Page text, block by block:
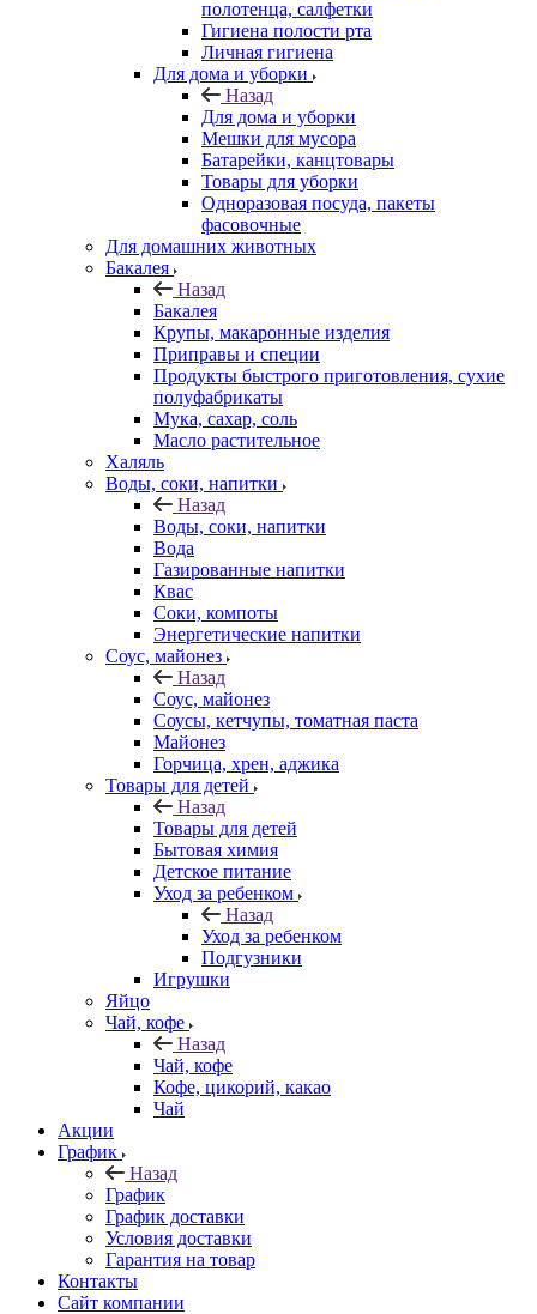
полотенца, салфетки
Гигиена полости рта
Личная гигиена
Для дома и уборки
Назад
Для дома и уборки
Мешки для мусора
Батарейки, канцтовары
Товары для уборки
Одноразовая посуда, пакеты
фасовочные
Для домашних животных
Бакалея
Назад
Бакалея
Крупы, макаронные изделия
Приправы и специи
Продукты быстрого приготовления, сухие
полуфабрикаты
Мука, сахар, соль
Масло растительное
Халяль
Воды, соки, напитки
Назад
Воды, соки, напитки
Вода
Газированные напитки
Квас
Соки, компоты
Энергетические напитки
Соус, майонез
Назад
Соус, майонез
Соусы, кетчупы, томатная паста
Майонез
Горчица, хрен, аджика
Товары для детей
Назад
Товары для детей
Бытовая химия
Детское питание
Уход за ребенком
Назад
Уход за ребенком
Подгузники
Игрушки
Яйцо
Чай, кофе
Назад
Чай, кофе
Кофе, цикорий, какао
Чай
Акции
График
Назад
График
График доставки
Условия доставки
Гарантия на товар
Контакты
Сайт компании